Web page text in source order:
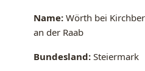
Name: Wörth bei
an der Raab
Bundesland: Steiermark